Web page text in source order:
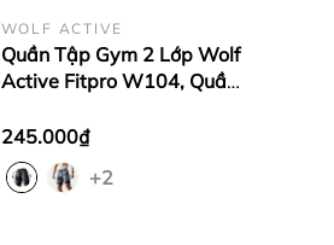
WOLF ACTIVE
Quần Tập Gym 2 Lớp Wolf
Active Fitpro W104, Quần
Khô, Co Giãn Thoải Mái
245.000₫
+2